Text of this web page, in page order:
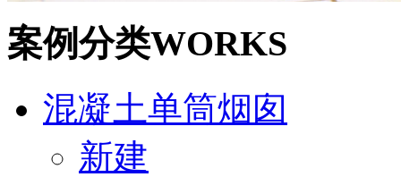
案例分类WORKS
混凝土单筒烟囱
新建